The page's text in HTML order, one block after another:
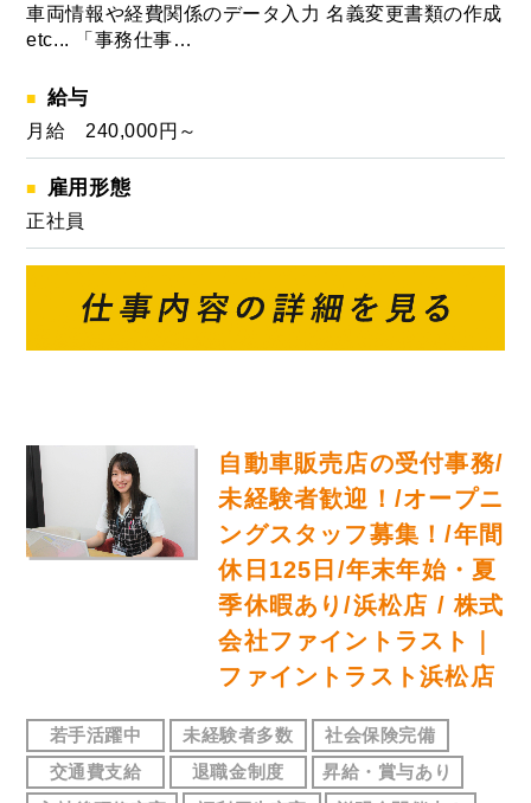
車両情報や経費関係のデータ入力 名義変更書類の作成
etc... 「事務仕事…
給与
月給 240,000円～
雇用形態
正社員
自動車販売店の受付事務/
未経験者歓迎！/オープニ
ングスタッフ募集！/年間
休日125日/年末年始・夏
季休暇あり/浜松店 / 株式
会社ファイントラスト｜
ファイントラスト浜松店
若手活躍中 未経験者多数
社会保険完備
交通費支給
退職金制度
昇給・賞与あり